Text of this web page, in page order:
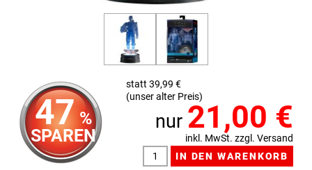
47 %
SPAREN
statt 39,99 €
(unser alter Preis)
nur 21,00 €
inkl. MwSt. zzgl. Versand